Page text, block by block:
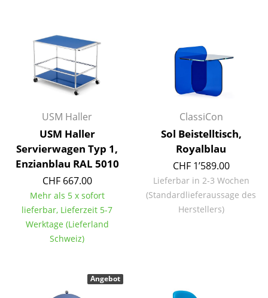
Schreibtische
Sekretäre & PC-Tische
Konferenztische
Stehtische & Stehpulte
Kindertische
Gartentische
Servierwagen
Einzelteile
... alle Tische
Regale & Schränke
USM Haller
USM Haller
Servierwagen Typ 1,
Enzianblau RAL 5010
CHF 667.00
Mehr als 5 x sofort
lieferbar, Lieferzeit 5-7
Werktage (Lieferland
Schweiz)
ClassiCon
Sol Beistelltisch,
Royalblau
CHF 1’589.00
Lieferbar in 2-3 Wochen
(Standardlieferaussage des
Herstellers)
Angebot